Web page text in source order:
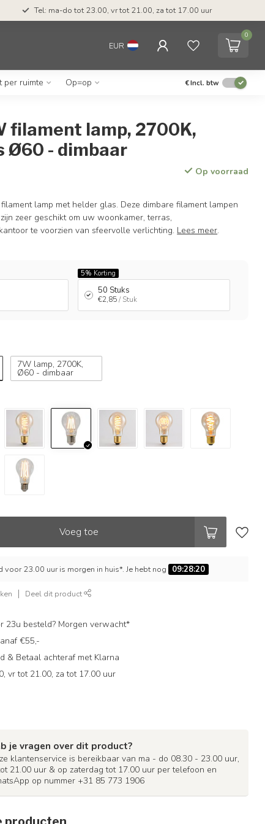
Tel: ma-do tot 23.00, vr tot 21.00, za tot 17.00 uur
EUR
0
per ruimte Op=op €Incl. btw
filament lamp, 2700K,
Ø60 - dimbaar
Op voorraad
lamp met helder glas. Deze dimbare filament lampen
zeer geschikt om uw woonkamer, terras,
te voorzien van sfeervolle verlichting. Lees meer.
5% Korting
50 Stuks
€2,85 / Stuk
7W lamp, 2700K,
Ø60 - dimbaar
Voeg toe
voor 23.00 uur is morgen in huis*. Je hebt nog 09:28:19
Deel dit product
23u besteld? Morgen verwacht*
€55,-
& Betaal achteraf met Klarna
vr tot 21.00, za tot 17.00 uur
je vragen over dit product?
klantenservice is bereikbaar van ma - do 08.30 - 23.00 uur,
21.00 uur & op zaterdag tot 17.00 uur per telefoon en
op nummer +31 85 773 1906